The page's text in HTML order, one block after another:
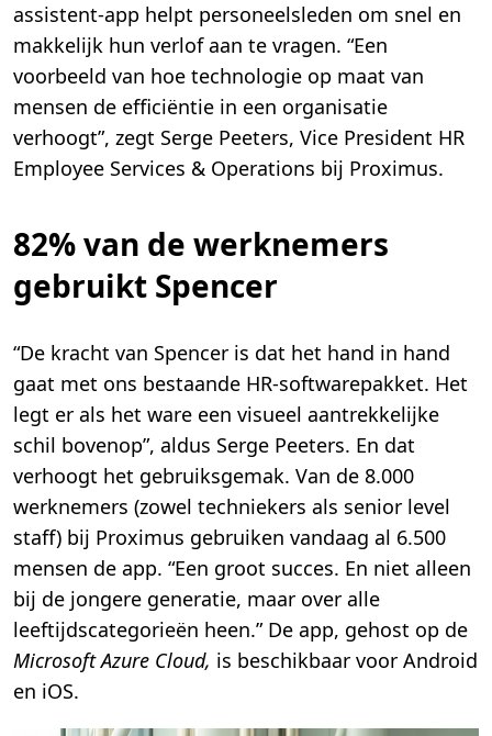
assistent-app helpt personeelsleden om snel en
makkelijk hun verlof aan te vragen. “Een
voorbeeld van hoe technologie op maat van
mensen de efficiëntie in een organisatie
verhoogt”, zegt Serge Peeters, Vice President HR
Employee Services & Operations bij Proximus.
82% van de werknemers
gebruikt Spencer
“De kracht van Spencer is dat het hand in hand
gaat met ons bestaande HR-softwarepakket. Het
legt er als het ware een visueel aantrekkelijke
schil bovenop”, aldus Serge Peeters. En dat
verhoogt het gebruiksgemak. Van de 8.000
werknemers (zowel techniekers als senior level
staff) bij Proximus gebruiken vandaag al 6.500
mensen de app. “Een groot succes. En niet alleen
bij de jongere generatie, maar over alle
leeftijdscategorieën heen.” De app, gehost op de
Microsoft Azure Cloud, is beschikbaar voor Android
en iOS.